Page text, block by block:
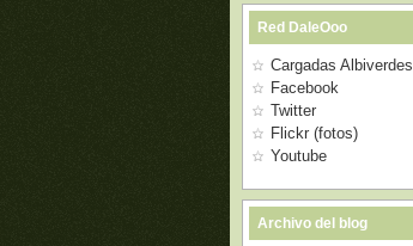
Red DaleOoo
Cargadas Albiverdes
Facebook
Twitter
Flickr (fotos)
Youtube
Archivo del blog